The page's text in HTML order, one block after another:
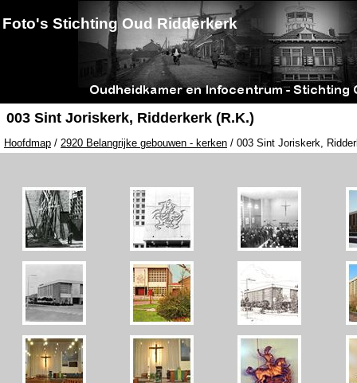
Foto's Stichting Oud Ridderkerk
003 Sint Joriskerk, Ridderkerk (R.K.)
Hoofdmap / 2920 Belangrijke gebouwen - kerken / 003 Sint Joriskerk,